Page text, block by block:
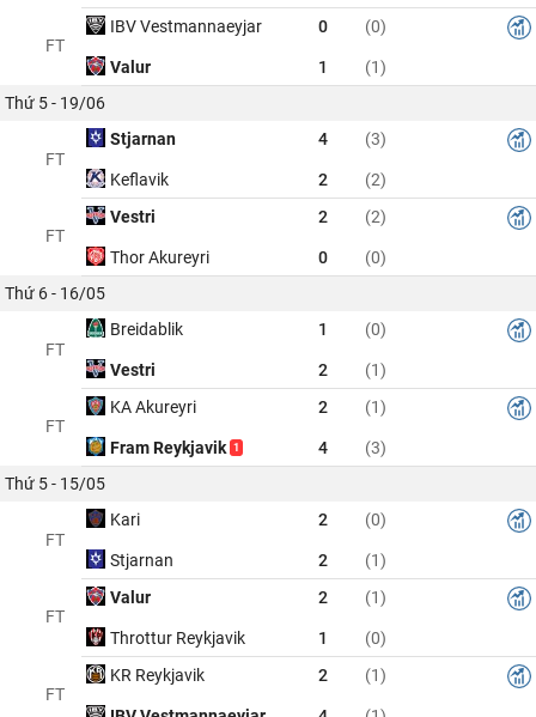
FT
IBV Vestmannaeyjar 0 (0)
Valur 1
(1)
Thứ 5 - 19/06
FT
Stjarnan 4 (3)
Keflavik 2 (2)
FT
Vestri 2 (2)
Thor Akureyri 0
(0)
Thứ 6 - 16/05
FT
Breidablik 1 (0)
Vestri 2 (1)
FT
KA Akureyri 2 (1)
Fram Reykjavik 1 4
(3)
Thứ 5 - 15/05
FT
Kari 2 (0)
Stjarnan 2 (1)
FT
Valur 2 (1)
Throttur Reykjavik 1 (0)
FT
KR Reykjavik 2 (1)